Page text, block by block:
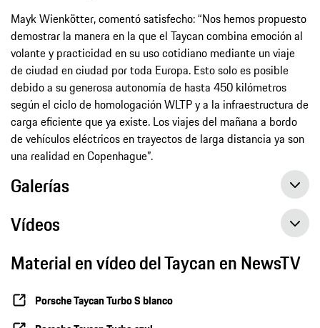
Mayk Wienkötter, comentó satisfecho: “Nos hemos propuesto
demostrar la manera en la que el Taycan combina emoción al
volante y practicidad en su uso cotidiano mediante un viaje
de ciudad en ciudad por toda Europa. Esto solo es posible
debido a su generosa autonomía de hasta 450 kilómetros
según el ciclo de homologación WLTP y a la infraestructura de
carga eficiente que ya existe. Los viajes del mañana a bordo
de vehículos eléctricos en trayectos de larga distancia ya son
una realidad en Copenhague”.
Galerías
Vídeos
Material en vídeo del Taycan en NewsTV
Porsche Taycan Turbo S blanco